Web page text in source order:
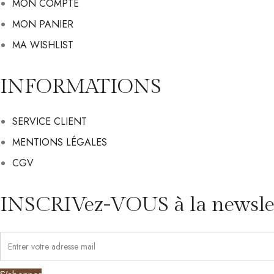
MON COMPTE
MON PANIER
MA WISHLIST
INFORMATIONS
SERVICE CLIENT
MENTIONS LÉGALES
CGV
INSCRIVez-VOUS à la